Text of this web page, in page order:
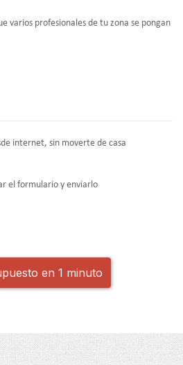
varios profesionales de tu zona se pongan
internet, sin moverte de casa
el formulario y enviarlo
en 1 minuto